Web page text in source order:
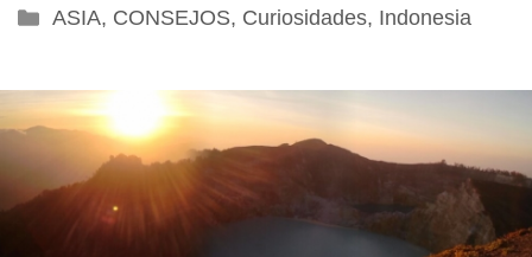
Categorías
ASIA, CONSEJOS, Curiosidades, Indonesia